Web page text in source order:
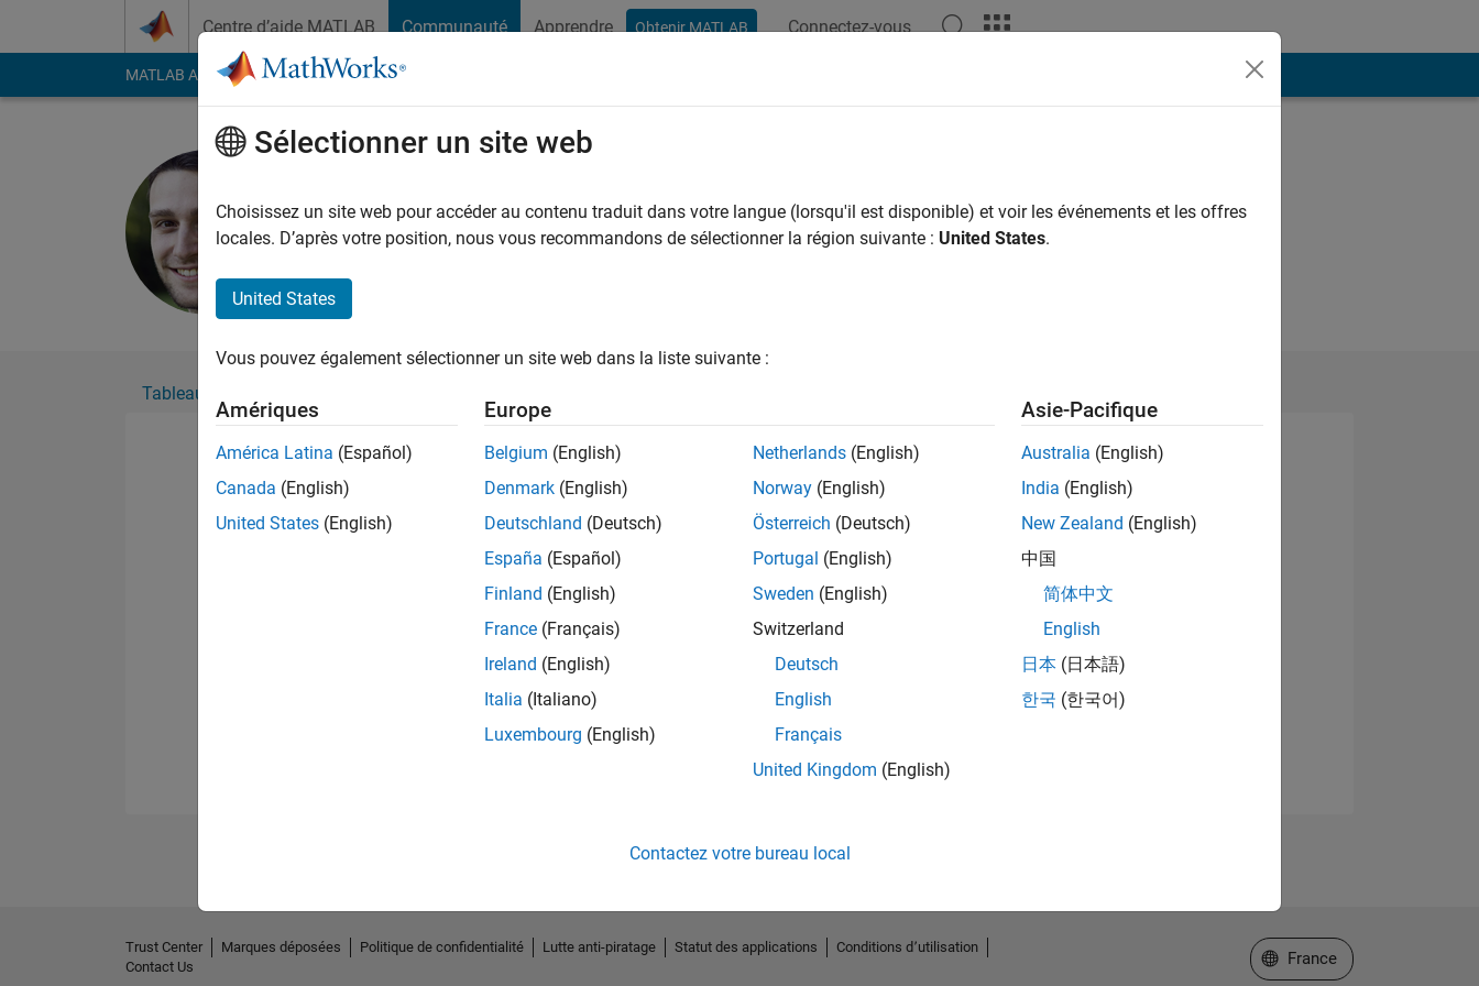
Centre d’aide MATLAB Communauté Apprendre Obtenir MATLAB Connectez-vous
MATLAB Answers File Exchange Cody
Followers:0Following:0
Tableau de bord
Please to endorse this person in a skill
No Endorsements received
Sélectionner un site web
Choisissez un site web pour accéder au contenu traduit dans votre langue (lorsqu'il est disponible) et voir les événements et les offres
locales. D’après votre position, nous vous recommandons de sélectionner la région suivante : United States.
United States
Vous pouvez également sélectionner un site web dans la liste suivante :
Amériques
América Latina (Español)
Canada (English)
United States (English)
Europe
Belgium (English)
Denmark (English)
Deutschland (Deutsch)
España (Español)
Finland (English)
France (Français)
Ireland (English)
Italia (Italiano)
Luxembourg (English)
Netherlands (English)
Norway (English)
Österreich (Deutsch)
Portugal (English)
Sweden (English)
Switzerland
Deutsch
English
Français
United Kingdom (English)
Asie-Pacifique
Australia (English)
India (English)
New Zealand (English)
中国
简体中文
English
日本 (日本語)
한국 (한국어)
Contactez votre bureau local
Trust Center Marques déposées Politique de confidentialité Lutte anti-piratage Statut des applications
Conditions d՚utilisation
Contact Us
Sélectionner un site web
France